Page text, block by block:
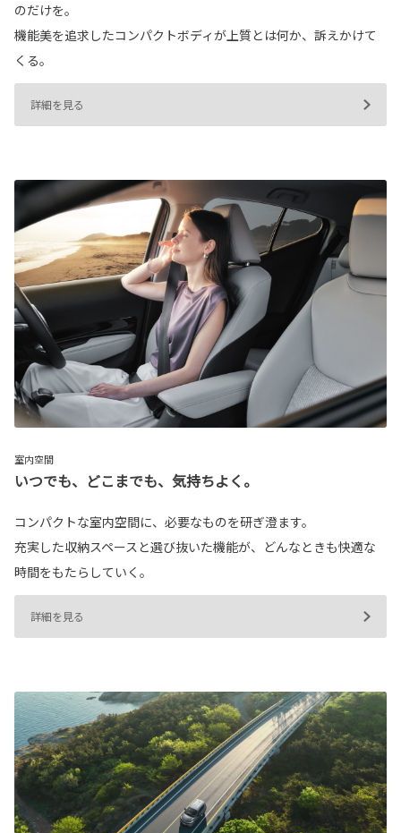
のだけを。
機能美を追求したコンパクトボディが上質とは何か、訴えかけて
くる。
詳細を見る
室内空間
いつでも、どこまでも、気持ちよく。
コンパクトな室内空間に、必要なものを研ぎ澄ます。
充実した収納スペースと選び抜いた機能が、どんなときも快適な
時間をもたらしていく。
詳細を見る